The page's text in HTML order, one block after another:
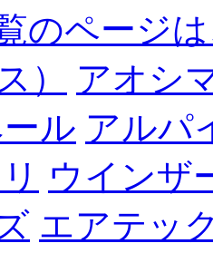
のページ
）
アオシ
ル アルパ
ウインザ
エアテッ